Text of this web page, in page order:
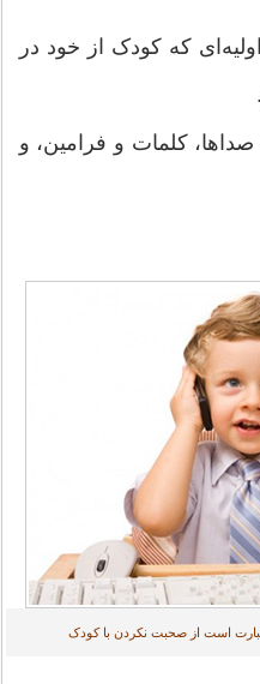
که کودک از خود در
کلمات و فرامین، و
است از صحبت نکردن با کودک